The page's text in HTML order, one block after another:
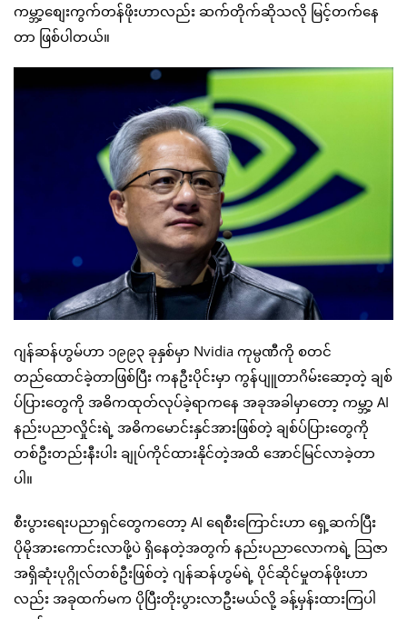
ကမ္ဘာ့စျေးကွက်တန်ဖိုးဟာလည်း ဆက်တိုက်ဆိုသလို မြင့်တက်နေ
တာ ဖြစ်ပါတယ်။
ဂျန်ဆန်ဟွမ်ဟာ ၁၉၉၃ ခုနှစ်မှာ Nvidia ကုမ္ပဏီကို စတင်
တည်ထောင်ခဲ့တာဖြစ်ပြီး ကနဦးပိုင်းမှာ ကွန်ပျူတာဂိမ်းဆော့တဲ့ ချစ်
ပ်ပြားတွေကို အဓိကထုတ်လုပ်ခဲ့ရာကနေ အခုအခါမှာတော့ ကမ္ဘာ့ AI
နည်းပညာလှိုင်းရဲ့ အဓိကမောင်းနှင်အားဖြစ်တဲ့ ချစ်ပ်ပြားတွေကို
တစ်ဦးတည်းနီးပါး ချုပ်ကိုင်ထားနိုင်တဲ့အထိ အောင်မြင်လာခဲ့တာ
ပါ။
စီးပွားရေးပညာရှင်တွေကတော့ AI ရေစီးကြောင်းဟာ ရှေ့ဆက်ပြီး
ပိုမိုအားကောင်းလာဖို့ပဲ ရှိနေတဲ့အတွက် နည်းပညာလောကရဲ့ သြဇာ
အရှိဆုံးပုဂ္ဂိုလ်တစ်ဦးဖြစ်တဲ့ ဂျန်ဆန်ဟွမ်ရဲ့ ပိုင်ဆိုင်မှုတန်ဖိုးဟာ
လည်း အခုထက်မက ပိုပြီးတိုးပွားလာဦးမယ်လို့ ခန့်မှန်းထားကြပါ